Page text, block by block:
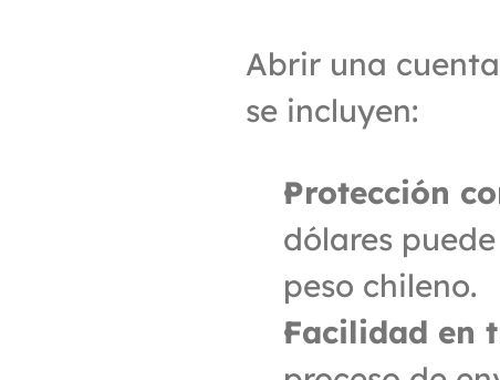
Abrir una
se incluyen:
Protección
dólares
peso chileno.
Facilidad en